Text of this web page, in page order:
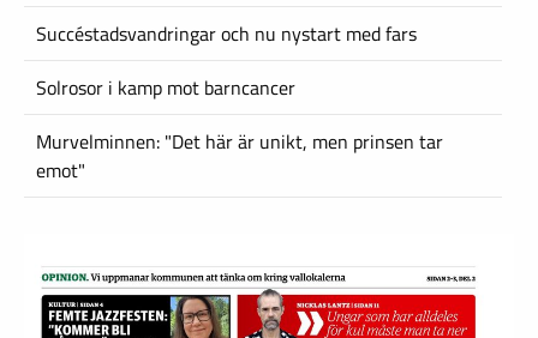
Succéstadsvandringar och nu nystart med fars
Solrosor i kamp mot barncancer
Murvelminnen: "Det här är unikt, men prinsen tar
emot"